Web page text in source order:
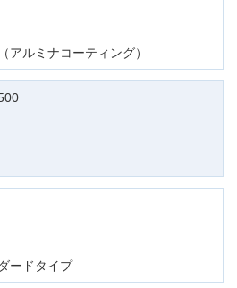
ルミナコーティング）
ードタイプ